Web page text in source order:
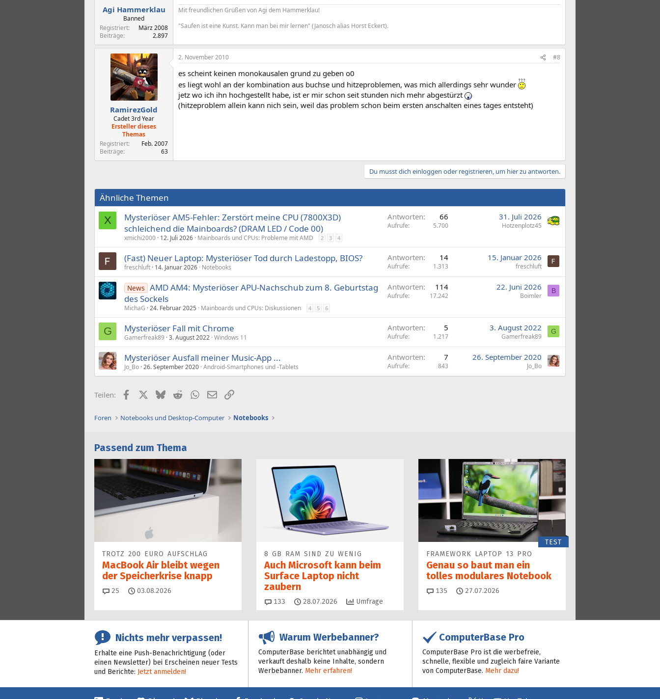
Agi Hammerklau
Banned
Registriert
März 2008
Beiträge
2.897
Mit freundlichen Grüßen von Agi dem Hammerklau!
"Saufen ist eine Kunst. Kann man bei mir lernen" (Janosch alias Horst Eckert).
RamirezGold
Cadet 3rd Year
Ersteller dieses
Themas
Registriert
Feb. 2007
Beiträge
63
2. November 2010 #8
es scheint keinen monokausalen grund zu geben o0
es liegt wohl an der kombination aus buchse und hitzeproblemen, was mich allerdings sehr wunder
jetz wo ich ihn hochgestellt habe, ist er mir schon seit stunden nich mehr abgestürzt
(hitzeproblem allein kann nich sein, weil das problem schon beim ersten anschalten eines tages entsteht)
Du musst dich einloggen oder registrieren, um hier zu antworten.
Ähnliche Themen
X
Mysteriöser AM5-Fehler: Zerstört meine CPU (7800X3D)
schleichend die Mainboards? (DRAM LED / Code 00)
xmichi2000 12. Juli 2026 Mainboards und CPUs: Probleme mit AMD 2 3 4
Antworten 66
Aufrufe 5.700
31. Juli 2026
Hotzenplotz45
(Fast) Neuer Laptop: Mysteriöser Tod durch Ladestopp, BIOS?
freschluft 14. Januar 2026 Notebooks
Antworten 14
Aufrufe 1.313
15. Januar 2026
freschluft
News AMD AM4: Mysteriöser APU-Nachschub zum 8. Geburtstag
des Sockels
MichaG 24. Februar 2025 Mainboards und CPUs: Diskussionen 4 5 6
Antworten 114
Aufrufe 17.242
22. Juni 2026
Boimler
B
G Mysteriöser Fall mit Chrome
Gamerfreak89 3. August 2022 Windows 11
Antworten 5
Aufrufe 1.217
3. August 2022
Gamerfreak89
G
Mysteriöser Ausfall meiner Music-App ...
Jo_Bo 26. September 2020 Android-Smartphones und -Tablets
Antworten 7
Aufrufe 843
26. September 2020
Jo_Bo
Teilen: FacebookX (Twitter)
BlueskyRedditWhatsApp
E-MailLink
Foren Notebooks und Desktop-Computer Notebooks
Passend zum Thema
TROTZ 200 EURO AUFSCHLAG
MacBook Air bleibt wegen
der Speicherkrise knapp
25 Kommentare
03.08.2026
8 GB RAM SIND ZU WENIG
Auch Microsoft kann beim
Surface Laptop nicht
zaubern
133 Kommentare
28.07.2026 Umfrage
TEST
FRAMEWORK LAPTOP 13 PRO
Genau so baut man ein
tolles modulares Notebook
135 Kommentare
27.07.2026
Nichts mehr verpassen!
Erhalte eine Push-Benachrichtigung (oder
einen Newsletter) bei Erscheinen neuer Tests
und Berichte: Jetzt anmelden!
Warum Werbebanner?
ComputerBase berichtet unabhängig und
verkauft deshalb keine Inhalte, sondern
Werbebanner. Mehr erfahren!
ComputerBase Pro
ComputerBase Pro ist die werbefreie,
schnelle, flexible und zugleich faire Variante
von ComputerBase. Mehr dazu!